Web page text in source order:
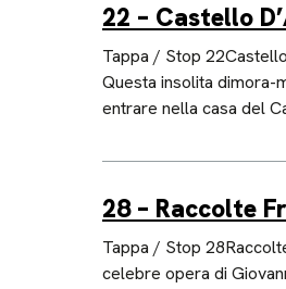
22 – Castello
Tappa / Stop
Questa insolita dimora-
entrare nella casa del
28 – Raccolte
Tappa / Stop
celebre opera di